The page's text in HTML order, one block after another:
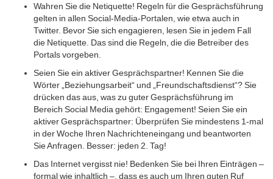
Wahren Sie die Netiquette! Regeln für die Gesprächsführung
gelten in allen Social-Media-Portalen, wie etwa auch in
Twitter. Bevor Sie sich engagieren, lesen Sie in jedem Fall
die Netiquette. Das sind die Regeln, die die Betreiber des
Portals vorgeben.
Seien Sie ein aktiver Gesprächspartner! Kennen Sie die
Wörter „Beziehungsarbeit“ und „Freundschaftsdienst“? Sie
drücken das aus, was zu guter Gesprächsführung im
Bereich Social Media gehört: Engagement! Seien Sie ein
aktiver Gesprächspartner: Überprüfen Sie mindestens 1-mal
in der Woche Ihren Nachrichteneingang und beantworten
Sie Anfragen. Besser: jeden 2. Tag!
Das Internet vergisst nie! Bedenken Sie bei Ihren Einträgen –
formal wie inhaltlich –, dass es auch um Ihren guten Ruf